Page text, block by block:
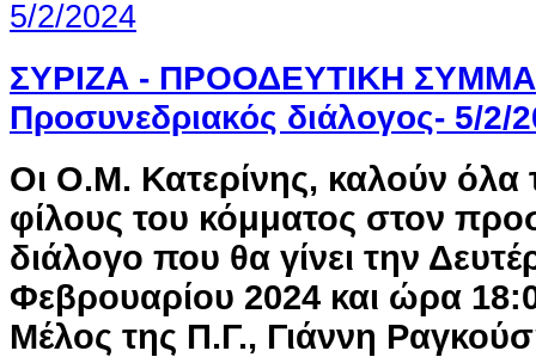
ΣΥΡΙΖΑ - ΠΡΟΟΔΕΥΤΙΚΗ
Προσυνεδριακός διάλογος- 5/2/
Οι O.M. Κατερίνης, καλούν όλα
φίλους του κόμματος στον
διάλογο που θα γίνει την
Φεβρουαρίου 2024 και ώρα
Μέλος της Π.Γ., Γιάννη